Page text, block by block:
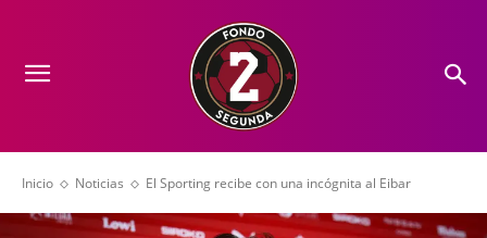
Inicio Noticias El Sporting recibe con una incógnita al Eibar